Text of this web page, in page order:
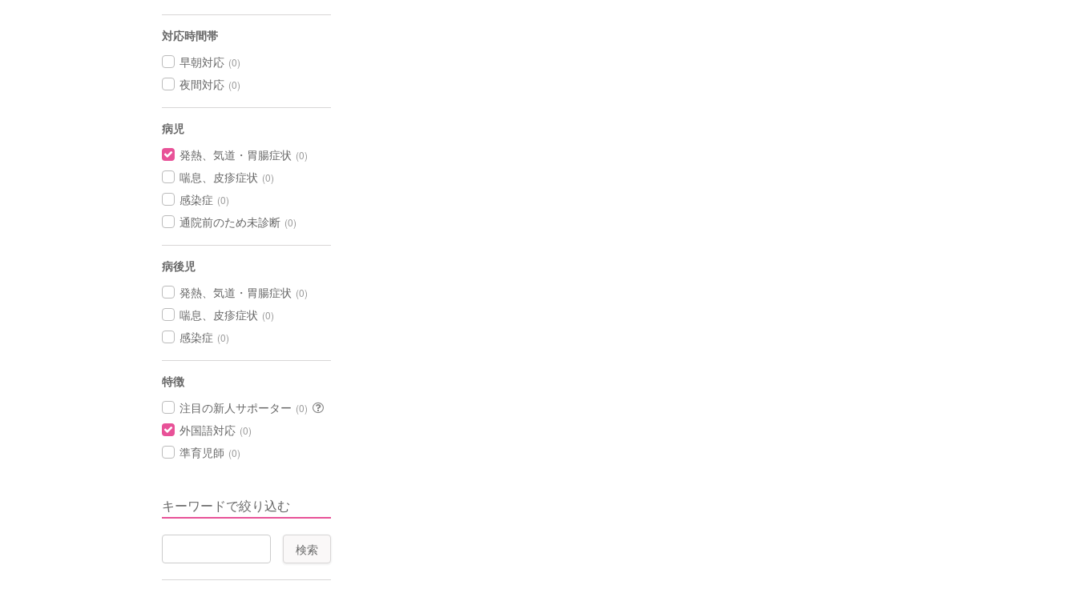
対応時間帯
早朝対応 (0)
夜間対応 (0)
病児
発熱、気道・胃腸症状 (0)
喘息、皮疹症状 (0)
感染症 (0)
通院前のため未診断 (0)
病後児
発熱、気道・胃腸症状 (0)
喘息、皮疹症状 (0)
感染症 (0)
特徴
注目の新人サポーター (0)
外国語対応 (0)
準育児師 (0)
キーワードで絞り込む